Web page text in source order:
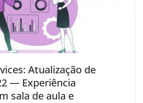
Atualização de
— Experiência
sala de aula e